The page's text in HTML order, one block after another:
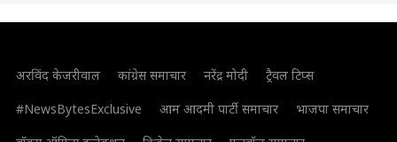
अरविंद केजरीवाल कांग्रेस समाचार नरेंद्र मोदी
ट्रैवल टिप्स
#NewsBytesExclusive
आम आदमी पार्टी समाचार
भाजपा समाचार